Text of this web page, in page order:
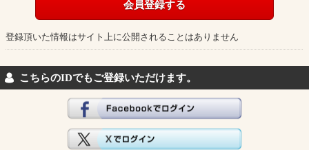
登録頂いた情報はサイト上に公開されることはありません
こちらのIDでもご登録いただけます。
Facebookでログイン